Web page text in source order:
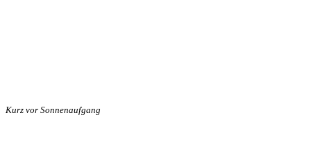
Kurz vor Sonnenaufgang